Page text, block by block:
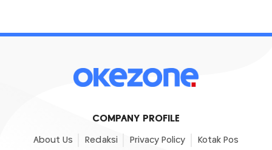
COMPANY PROFILE
About Us Redaksi Privacy Policy Kotak Pos